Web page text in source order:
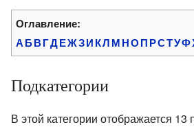
Оглавление:
АБВГДЕЖЗИКЛМНОПРСТУФ
Подкатегории
В этой категории отображается 13